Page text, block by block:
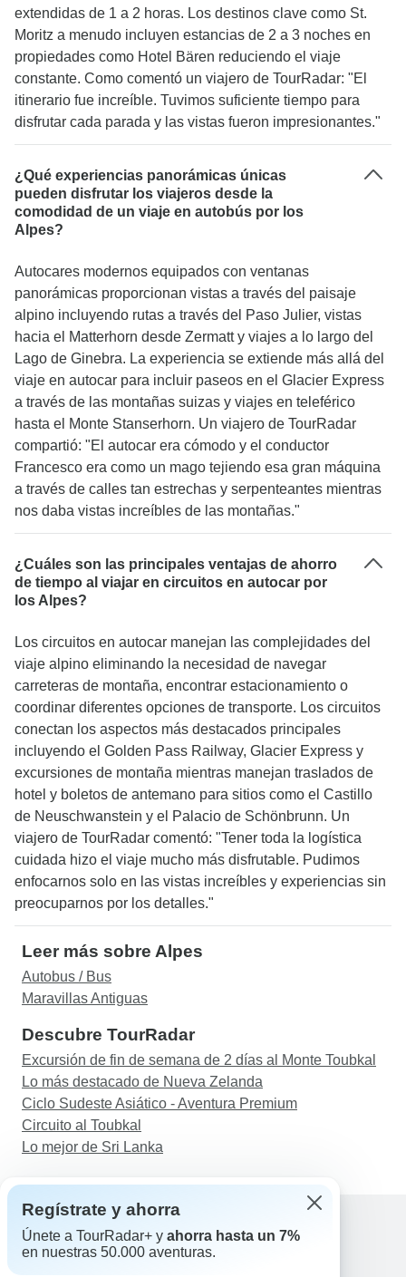
extendidas de 1 a 2 horas. Los destinos clave como St.
Moritz a menudo incluyen estancias de 2 a 3 noches en
propiedades como Hotel Bären reduciendo el viaje
constante. Como comentó un viajero de TourRadar: "El
itinerario fue increíble. Tuvimos suficiente tiempo para
disfrutar cada parada y las vistas fueron impresionantes."
¿Qué experiencias panorámicas únicas
pueden disfrutar los viajeros desde la
comodidad de un viaje en autobús por los
Alpes?
Autocares modernos equipados con ventanas
panorámicas proporcionan vistas a través del paisaje
alpino incluyendo rutas a través del Paso Julier, vistas
hacia el Matterhorn desde Zermatt y viajes a lo largo del
Lago de Ginebra. La experiencia se extiende más allá del
viaje en autocar para incluir paseos en el Glacier Express
a través de las montañas suizas y viajes en teleférico
hasta el Monte Stanserhorn. Un viajero de TourRadar
compartió: "El autocar era cómodo y el conductor
Francesco era como un mago tejiendo esa gran máquina
a través de calles tan estrechas y serpenteantes mientras
nos daba vistas increíbles de las montañas."
¿Cuáles son las principales ventajas de ahorro
de tiempo al viajar en circuitos en autocar por
los Alpes?
Los circuitos en autocar manejan las complejidades del
viaje alpino eliminando la necesidad de navegar
carreteras de montaña, encontrar estacionamiento o
coordinar diferentes opciones de transporte. Los circuitos
conectan los aspectos más destacados principales
incluyendo el Golden Pass Railway, Glacier Express y
excursiones de montaña mientras manejan traslados de
hotel y boletos de antemano para sitios como el Castillo
de Neuschwanstein y el Palacio de Schönbrunn. Un
viajero de TourRadar comentó: "Tener toda la logística
cuidada hizo el viaje mucho más disfrutable. Pudimos
enfocarnos solo en las vistas increíbles y experiencias sin
preocuparnos por los detalles."
Leer más sobre Alpes
Autobus / Bus
Maravillas Antiguas
Descubre TourRadar
Excursión de fin de semana de 2 días al Monte Toubkal
Lo más destacado de Nueva Zelanda
Ciclo Sudeste Asiático - Aventura Premium
Circuito al Toubkal
Lo mejor de Sri Lanka
Ayuda
Regístrate y ahorra
Únete a TourRadar+ y ahorra hasta un 7%
en nuestras 50.000 aventuras.